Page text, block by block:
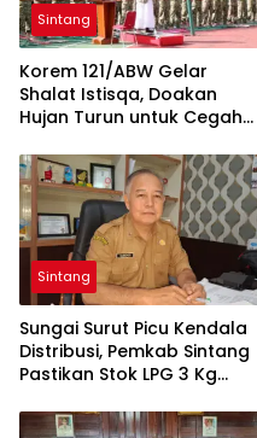
Sintang
Korem 121/ABW Gelar
Shalat Istisqa, Doakan
Hujan Turun untuk Cegah
Sintang
Sungai Surut Picu Kendala
Distribusi, Pemkab Sintang
Pastikan Stok LPG 3 Kg